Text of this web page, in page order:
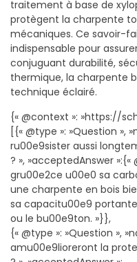
traitement à base de
protègent la charpente
mécaniques. Ce savoir-
indispensable pour
conjuguant durabilité,
thermique, la charpente
technique éclairé.
{« @context »: »https://
[{« @type »: »Question »,
ru00e9sister aussi
? », »acceptedAnswer »:{«
gru00e2ce u00e0 sa
une charpente en bois
sa capacitu00e9
ou le bu00e9ton. »}},
{« @type »: »Question »,
amu00e9lioreront la